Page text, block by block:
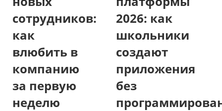
сотрудников:
как
влюбить в
компанию
за первую
неделю
2026: как
школьники
создают
приложения
без